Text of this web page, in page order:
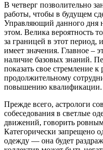
В четверг позволительно
работы, чтобы в будущем
Управляющий данного дня
этом. Велика вероятность
за границей в этот период,
имеет значения. Главное –
наличие базовых знаний.
показать свое стремление к
продолжительному
повышению квалификации.
Прежде всего, астрологи
собеседования в светлые
движений, говорить
Категорически запрещено
одежду — она будет